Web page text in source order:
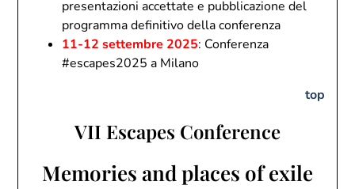
presentazioni accettate e pubblicazione del
programma definitivo della conferenza
11-12 settembre 2025: Conferenza
#escapes2025 a Milano
top
VII Escapes Conference
Memories and places of exile